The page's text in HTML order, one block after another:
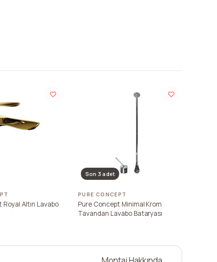
Altın Lavabo
Son 3 adet
PURE CONCEPT
Pure Concept Minimal Krom
Tavandan Lavabo Bataryası